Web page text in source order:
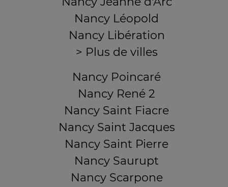
Nancy Léopold
Nancy Libération
> Plus de villes
Nancy Poincaré
Nancy René 2
Nancy Saint Fiacre
Nancy Saint Jacques
Nancy Saint Pierre
Nancy Saurupt
Nancy Scarpone